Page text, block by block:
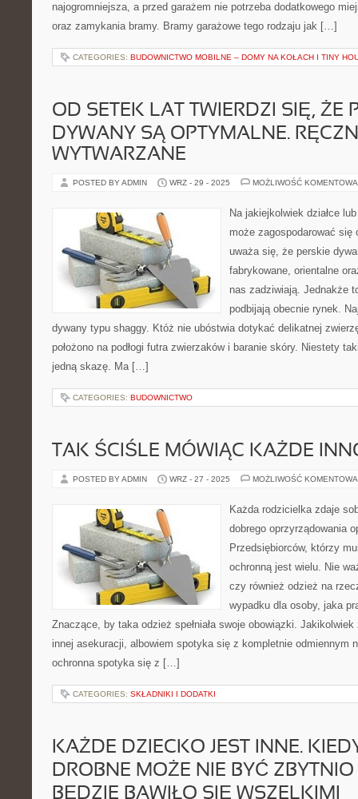
najogromniejsza, a przed garażem nie potrzeba dodatkowego
oraz zamykania bramy. Bramy garażowe tego rodzaju jak […]
CATEGORIES: BUDOWNICTWO MOBILNE – DOMY NA KOŁACH I TINY
OD SETEK LAT TWIERDZI SIĘ, ŻE
DYWANY SĄ OPTYMALNE.
WYTWARZANE
POSTED BY ADMIN WRZ - 29 - 2025 MOŻLIWOŚĆ
Na jakiejkolwiek działce
może zagospodarować się
uważa się, że perskie
fabrykowane, orientalne
nas zadziwiają. Jednakże
podbijają obecnie rynek.
dywany typu shaggy. Któż nie ubóstwia dotykać delikatnej
położono na podłogi futra zwierzaków i baranie skóry. Niestety
jedną skazę. Ma […]
CATEGORIES: BUDOWNICTWO
TAK ŚCIŚLE MÓWIĄC KAŻDE
POSTED BY ADMIN WRZ - 27 - 2025 MOŻLIWOŚĆ
Każda rodzicielka zdaje
dobrego oprzyrządowania
Przedsiębiorców, którzy
ochronną jest wielu. Nie
czy również odzież na
wypadku dla osoby, jaka
Znaczące, by taka odzież spełniała swoje obowiązki. Jakikolwiek
innej asekuracji, albowiem spotyka się z kompletnie odmiennym
ochronna spotyka się z […]
CATEGORIES: SKŁADNIKI I DODATKI
KAŻDE DZIECKO JEST INNE.
DROBNE MOŻE NIE BYĆ
BĘDZIE BAWIŁO SIĘ WSZELKIMI